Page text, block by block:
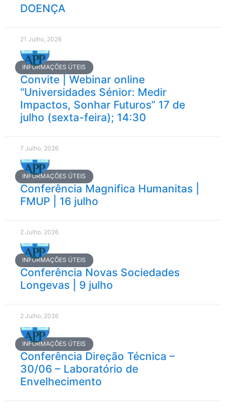
DOENÇA
21 Julho, 2026
INFORMAÇÕES ÚTEIS
Convite | Webinar online
“Universidades Sénior: Medir
Impactos, Sonhar Futuros” 17 de
julho (sexta-feira); 14:30
7 Julho, 2026
INFORMAÇÕES ÚTEIS
Conferência Magnifica Humanitas |
FMUP | 16 julho
2 Julho, 2026
INFORMAÇÕES ÚTEIS
Conferência Novas Sociedades
Longevas | 9 julho
2 Julho, 2026
INFORMAÇÕES ÚTEIS
Conferência Direção Técnica –
30/06 – Laboratório de
Envelhecimento